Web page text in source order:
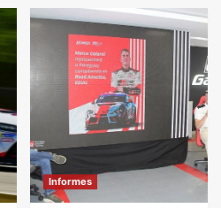
Informes